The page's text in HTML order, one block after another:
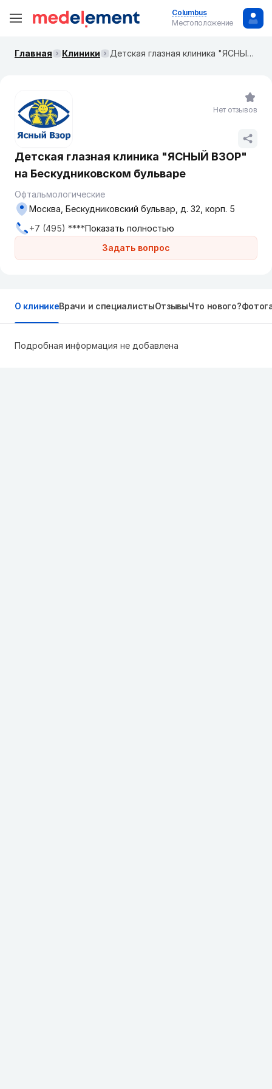
Columbus
Местоположение
Главная Клиники Детская глазная клиника "ЯСНЫЙ ВЗОР" на Бескудниковском бульваре
Детская глазная клиника "ЯСНЫЙ ВЗОР"
на Бескудниковском бульваре
Офтальмологические
Задать вопрос
Москва, Бескудниковский бульвар, д. 32, корп. 5
+7 (495) ****Показать полностью
Нет отзывов
О клиникеВрачи и специалистыОтзывыЧто нового?
Подробная информация не добавлена